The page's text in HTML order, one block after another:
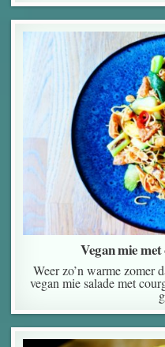
Vegan mie
Weer zo’n warme zomer
vegan mie salade met